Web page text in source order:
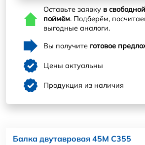
Оставьте заявку в
поймём. Подберём,
выгодные аналоги.
Вы получите готовое
Цены актуальны
Продукция из наличия
Балка двутавровая 45М С355